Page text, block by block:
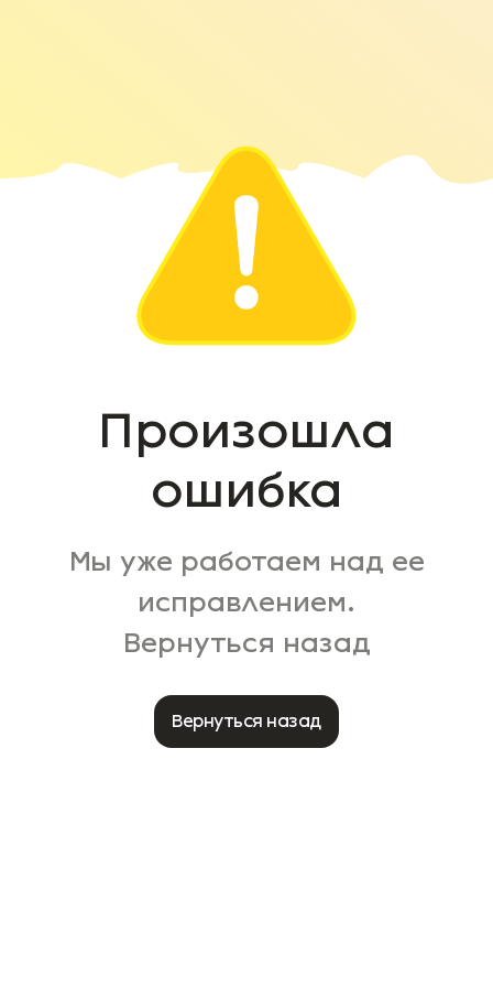
Произошла
ошибка
Мы уже работаем над ее
исправлением.
Вернуться назад
Вернуться назад